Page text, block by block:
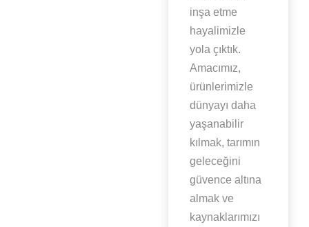
inşa etme
hayalimizle
yola çıktık.
Amacımız,
ürünlerimizle
dünyayı daha
yaşanabilir
kılmak, tarımın
geleceğini
güvence altına
almak ve
kaynaklarımızı